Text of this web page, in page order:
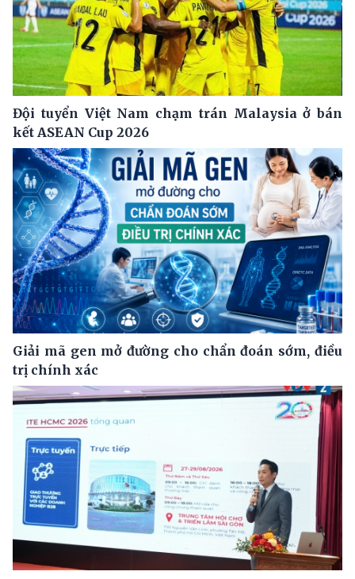
Đội tuyển Việt Nam chạm trán Malaysia ở bán
kết ASEAN Cup 2026
Giải mã gen mở đường cho chẩn đoán sớm, điều
trị chính xác